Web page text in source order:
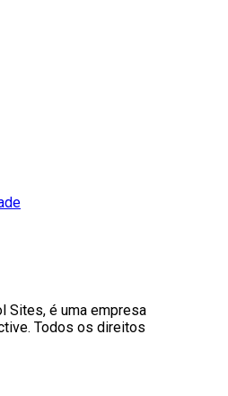
Sites, é uma empresa
Todos os direitos